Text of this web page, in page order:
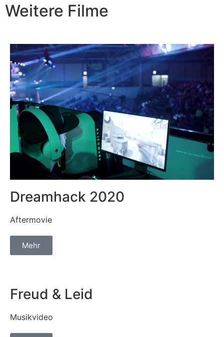
Weitere Filme
Dreamhack 2020
Aftermovie
Mehr
Freud & Leid
Musikvideo